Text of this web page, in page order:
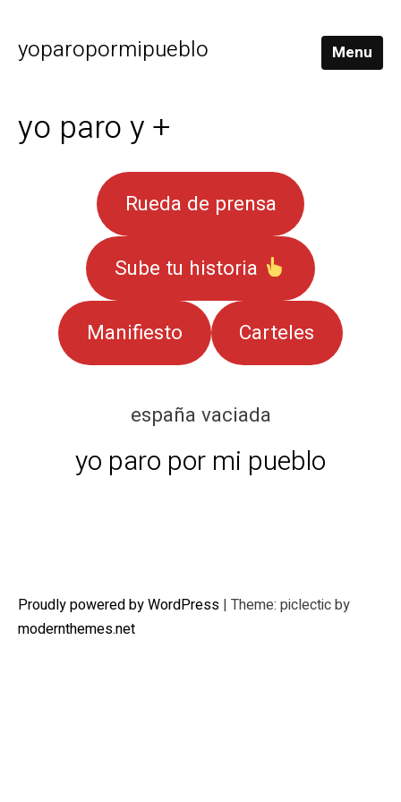
yoparopormipueblo Menu
yo paro y +
Rueda de prensa
Sube tu historia
Manifiesto Carteles
españa vaciada
yo paro por mi pueblo
Proudly powered by WordPress | Theme: piclectic by
modernthemes.net